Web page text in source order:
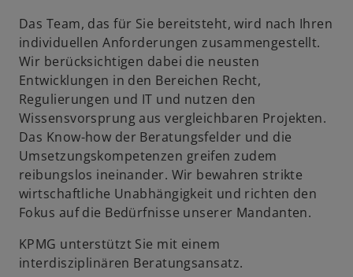
i
n
e
i
n
e
r
n
e
u
e
R
e
Das Team, das für Sie bereitsteht, wird nach Ihren
individuellen Anforderungen zusammengestellt.
Wir berücksichtigen dabei die neusten
Entwicklungen in den Bereichen Recht,
Regulierungen und IT und nutzen den
Wissensvorsprung aus vergleichbaren Projekten.
Das Know-how der Beratungsfelder und die
Umsetzungskompetenzen greifen zudem
reibungslos ineinander. Wir bewahren strikte
wirtschaftliche Unabhängigkeit und richten den
Fokus auf die Bedürfnisse unserer Mandanten.
KPMG unterstützt Sie mit einem
interdisziplinären Beratungsansatz.